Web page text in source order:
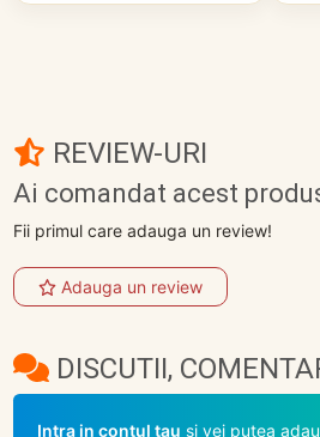
REVIEW-URI
Ai comandat acest
Fii primul care adauga un review!
Adauga un review
DISCUTII,
Intra in contul tau si vei putea